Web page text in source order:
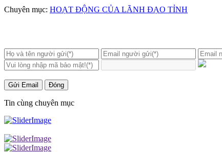
Chuyên mục: HOẠT ĐỘNG CỦA LÃNH ĐẠO TỈNH
Gửi Email Đóng
Tin cùng chuyên mục